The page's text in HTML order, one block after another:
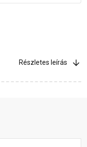
Részletes leírás